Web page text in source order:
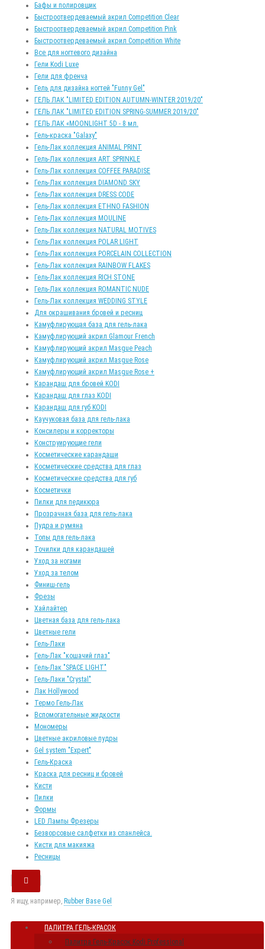
Бафы и полировщик
Быстроотвердеваемый акрил Competition Clear
Быстроотвердеваемый акрил Competition Pink
Быстроотвердеваемый акрил Competition White
Все для ногтевого дизайна
Гели Kodi Luxe
Гели для френча
Гель для дизайна ногтей "Funny Gel"
ГЕЛЬ ЛАК "LIMITED EDITION AUTUMN-WINTER 2019/20"
ГЕЛЬ ЛАК "LIMITED EDITION SPRING-SUMMER 2019/20"
ГЕЛЬ ЛАК «MOONLIGHT 5D - 8 мл.
Гель-краска "Galaxy"
Гель-Лак коллекция ANIMAL PRINT
Гель-Лак коллекция ART SPRINKLE
Гель-Лак коллекция COFFEE PARADISE
Гель-Лак коллекция DIAMOND SKY
Гель-Лак коллекция DRESS CODE
Гель-Лак коллекция ETHNO FASHION
Гель-Лак коллекция MOULINE
Гель-Лак коллекция NATURAL MOTIVES
Гель-Лак коллекция POLAR LIGHT
Гель-Лак коллекция PORCELAIN COLLECTION
Гель-Лак коллекция RAINBOW FLAKES
Гель-Лак коллекция RICH STONE
Гель-Лак коллекция ROMANTIC NUDE
Гель-Лак коллекция WEDDING STYLE
Для окрашивания бровей и ресниц
Камуфлирующая база для гель-лака
Камуфлирующий акрил Glamour French
Камуфлирующий акрил Masgue Peach
Камуфлирующий акрил Masgue Rose
Камуфлирующий акрил Masgue Rose +
Карандаш для бровей KODI
Карандаш для глаз KODI
Карандаш для губ KODI
Каучуковая база для гель-лака
Консилеры и корректоры
Конструирующие гели
Косметические карандаши
Косметические средства для глаз
Косметические средства для губ
Косметички
Пилки для педикюра
Прозрачная база для гель-лака
Пудра и румяна
Топы для гель-лака
Точилки для карандашей
Уход за ногами
Уход за телом
Финиш-гель
Фрезы
Хайлайтер
Цветная база для гель-лака
Цветные гели
Гель-Лаки
Гель-Лак "кошачий глаз"
Гель-Лак "SPACE LIGHT"
Гель-Лаки "Crystal"
Лак Hollywood
Термо Гель-Лак
Вспомогательные жидкости
Мономеры
Цветные акриловые пудры
Gel system "Expert"
Гель-Краска
Краска для ресниц и бровей
Кисти
Пилки
Формы
LED Лампы Фрезеры
Безворсовые салфетки из спанлейса.
Кисти для макияжа
Ресницы
Я ищу, например, Rubber Base Gel
ПАЛИТРА ГЕЛЬ-КРАСОК
Палитра Гель-Красок Kodi Professional